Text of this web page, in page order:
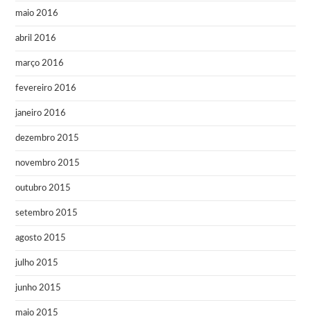
maio 2016
abril 2016
março 2016
fevereiro 2016
janeiro 2016
dezembro 2015
novembro 2015
outubro 2015
setembro 2015
agosto 2015
julho 2015
junho 2015
maio 2015